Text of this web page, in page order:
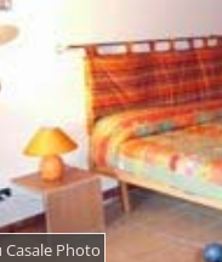
Casale Photo